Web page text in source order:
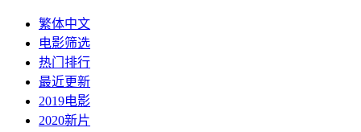
繁体中文
电影筛选
热门排行
最近更新
2019电影
2020新片